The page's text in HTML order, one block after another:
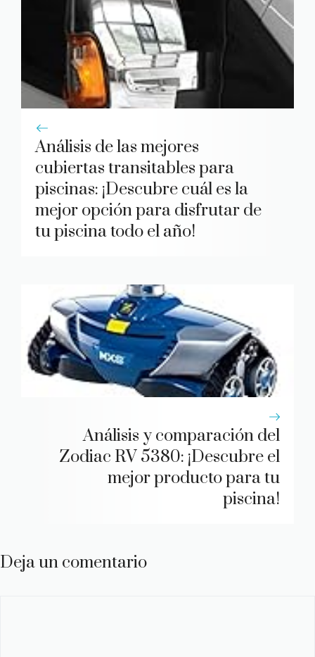
Análisis de las mejores
cubiertas transitables para
piscinas: ¡Descubre cuál es la
mejor opción para disfrutar de
tu piscina todo el año!
Análisis y comparación del
Zodiac RV 5380: ¡Descubre el
mejor producto para tu
piscina!
Deja un comentario